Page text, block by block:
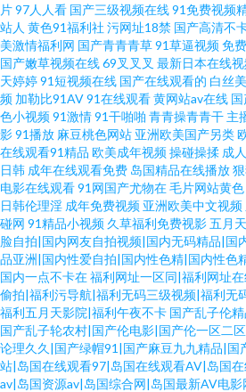
片97人人看 国产三级视频在线91免费视频
站人 黄色91福利社 污网址18禁 国产高清不
美激情福利网 国产青青青草91草逼视频免
国产嫩草视频在线69叉叉叉 最新日本在线
天婷婷91短视频在线 国产在线观看的 白丝
频 加勒比91AV91在线观看黄网站av在线
色小视频91激情91干啪啪 青青操青青干 主
影91播放 麻豆桃色网站 亚洲欧美国产另类
在线观看91精品 欧美成年视频操碰操揉 成
日韩 成年在线观看免费 岛国精品在线播放
电影在线观看91网国产尤物在毛片网站黄色
日韩伦理淫 成年免费视频 亚洲欧美中文视频
碰网 91精品小视频 久草福利免费视影五月
脸自拍|国内网友自拍视频|国内无码精品|国
品亚洲|国内性爱自拍|国内性色精|国内性色
国内一点不卡在福利网址一区同|福利网址
偷拍|福利污导航|福利无码三级视频|福利无
福利五月天影院|福利午夜不卡 国产乱子伦
国产乱子轮农村|国产伦电影|国产伦一区二
论理久久|国产绿帽91|国产麻豆九九精品|国
站|岛国在线观看97|岛国在线观看AV|岛国
av|岛国资源av|岛国综合网|岛国最新AV电